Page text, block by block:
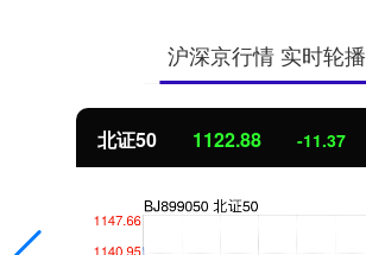
沪深京行情 实时轮播
北证50 1122.88 -11.37